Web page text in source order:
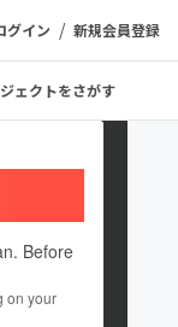
グイン / 新規会員登録
ェクトをさがす
Before
on your